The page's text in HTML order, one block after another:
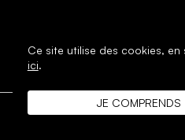
Ce site utilise des cookies, en
ici.
JE COMPRENDS
DROIT D'AUTEUR © 1996 - 2026